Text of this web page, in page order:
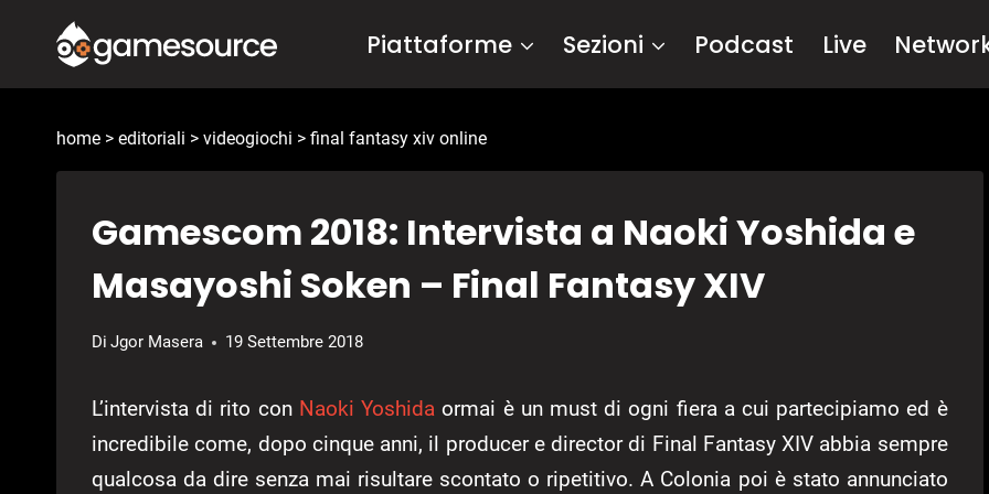
contenuto
Piattaforme Sezioni Podcast Live
home > editoriali > videogiochi > final fantasy xiv online
Gamescom 2018: Intervista a Naoki Yoshida e
Masayoshi Soken – Final Fantasy XIV
Di Jgor Masera 19 Settembre 2018
L’intervista di rito con Naoki Yoshida ormai è un must di ogni fiera a cui partecipiamo ed è
incredibile come, dopo cinque anni, il producer e director di Final Fantasy XIV abbia sempre
qualcosa da dire senza mai risultare scontato o ripetitivo. A Colonia poi è stato annunciato